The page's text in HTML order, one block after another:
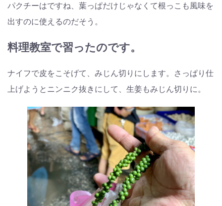
パクチーはですね、葉っぱだけじゃなくて根っこも風味を
出すのに使えるのだそう。
料理教室で習ったのです。
ナイフで皮をこそげて、みじん切りにします。さっぱり仕
上げようとニンニク抜きにして、生姜もみじん切りに。